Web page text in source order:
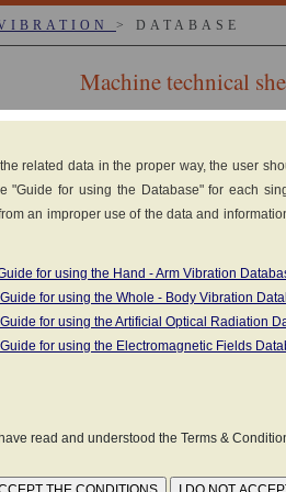
> DATABASE
Machine technical
in the standard
MATERIAL
in the field (Click to view
(STREET)
carico e scarico carta
related data in the proper way, the user
"Guide for using the Database" for each
an improper use of the data and
for using the Hand - Arm Vibration
for using the Whole - Body Vibration
for using the Artificial Optical Radiation
for using the Electromagnetic Fields
I have read and understood the Terms &